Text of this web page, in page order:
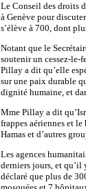
Le Conseil des droits
à Genève pour
s’élève à 700, dont
Notant que le
soutenir un cessez-le-
Pillay a dit qu’elle
sur une paix durable
dignité humaine, et
Mme Pillay a dit
frappes aériennes et
Hamas et d’autres
Les agences
derniers jours, et qu’il
déclaré que plus de